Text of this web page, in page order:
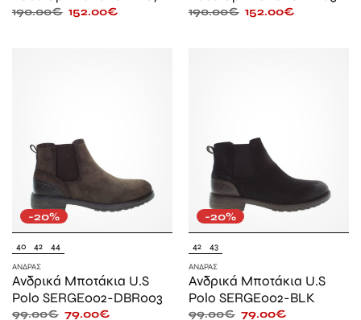
190.00€ 152.00€ 190.00€ 152.00€
-20%
40 42 44
ΆΝΔΡΑΣ
Ανδρικά Μποτάκια U.S
Polo SERGE002-DBR003
99.00€ 79.00€
-20%
42 43
ΆΝΔΡΑΣ
Ανδρικά Μποτάκια U.S
Polo SERGE002-BLK
99.00€ 79.00€